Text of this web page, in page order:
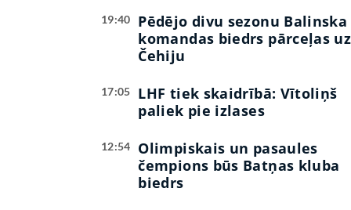
19:40
Pēdējo divu sezonu Balinska
komandas biedrs pārceļas uz
Čehiju
17:05
LHF tiek skaidrībā: Vītoliņš
paliek pie izlases
12:54
Olimpiskais un pasaules
čempions būs Batņas kluba
biedrs